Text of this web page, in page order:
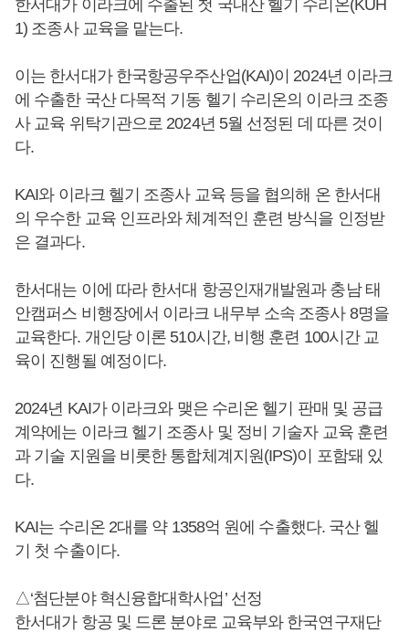
한서대가 이라크에 수출된 첫 국내산 헬기 수리온(KUH
1) 조종사 교육을 맡는다.
이는 한서대가 한국항공우주산업(KAI)이 2024년 이라크
에 수출한 국산 다목적 기동 헬기 수리온의 이라크 조종
사 교육 위탁기관으로 2024년 5월 선정된 데 따른 것이
다.
KAI와 이라크 헬기 조종사 교육 등을 협의해 온 한서대
의 우수한 교육 인프라와 체계적인 훈련 방식을 인정받
은 결과다.
한서대는 이에 따라 한서대 항공인재개발원과 충남 태
안캠퍼스 비행장에서 이라크 내무부 소속 조종사 8명을
교육한다. 개인당 이론 510시간, 비행 훈련 100시간 교
육이 진행될 예정이다.
2024년 KAI가 이라크와 맺은 수리온 헬기 판매 및 공급
계약에는 이라크 헬기 조종사 및 정비 기술자 교육 훈련
과 기술 지원을 비롯한 통합체계지원(IPS)이 포함돼 있
다.
KAI는 수리온 2대를 약 1358억 원에 수출했다. 국산 헬
기 첫 수출이다.
△‘첨단분야 혁신융합대학사업’ 선정
한서대가 항공 및 드론 분야로 교육부와 한국연구재단